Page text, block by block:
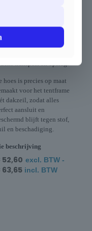
van een sterke
handvat en een
clip-sluiting onderaan
hoes is precies op maat
voor het tentframe
dakzeil, zodat alles
aansluit en
blijft tegen stof,
en beschadiging.
beschrijving
52,60 excl. BTW -
63,65incl. BTW